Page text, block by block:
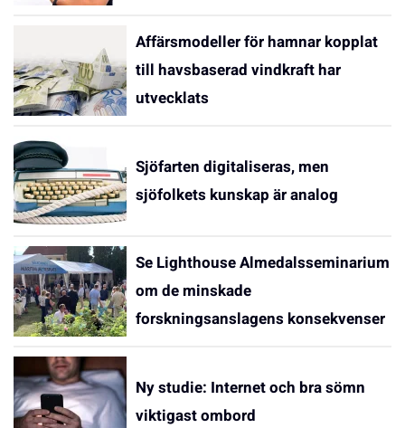
Affärsmodeller för hamnar kopplat
till havsbaserad vindkraft har
utvecklats
Sjöfarten digitaliseras, men
sjöfolkets kunskap är analog
Se Lighthouse Almedalsseminarium
om de minskade
forskningsanslagens konsekvenser
Ny studie: Internet och bra sömn
viktigast ombord